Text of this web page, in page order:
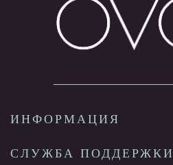
ИНФОРМАЦИЯ
СЛУЖБА ПОДДЕРЖКИ